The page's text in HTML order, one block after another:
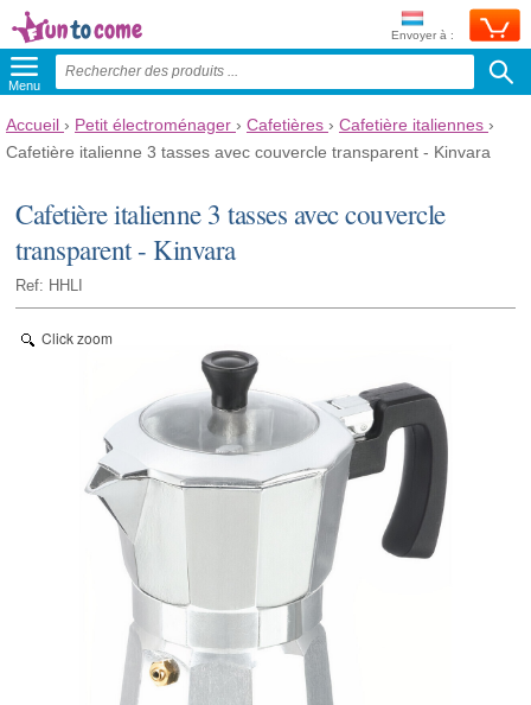
Envoyer à :
Menu
Accueil › Petit électroménager › Cafetières › Cafetière italiennes ›
Cafetière italienne 3 tasses avec couvercle transparent - Kinvara
Cafetière italienne 3 tasses avec couvercle
transparent - Kinvara
Ref: HHLI
Click zoom